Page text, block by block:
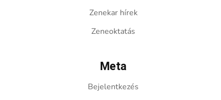
Zenekar hírek
Zeneoktatás
Meta
Bejelentkezés